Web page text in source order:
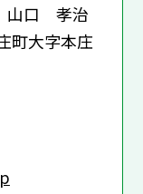
山口 孝治
町大字本庄